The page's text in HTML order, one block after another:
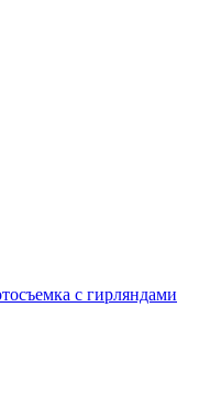
с гирляндами